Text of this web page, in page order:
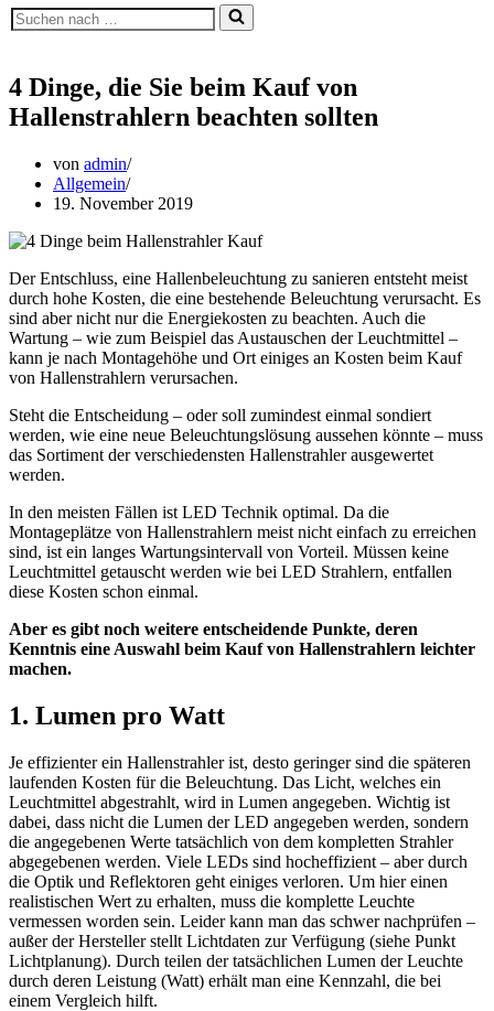
Suchen
nach …
4 Dinge, die Sie beim Kauf von
Hallenstrahlern beachten sollten
von admin
Allgemein
19. November 2019
Der Entschluss, eine Hallenbeleuchtung zu sanieren entsteht meist
durch hohe Kosten, die eine bestehende Beleuchtung verursacht. Es
sind aber nicht nur die Energiekosten zu beachten. Auch die
Wartung – wie zum Beispiel das Austauschen der Leuchtmittel –
kann je nach Montagehöhe und Ort einiges an Kosten beim Kauf
von Hallenstrahlern verursachen.
Steht die Entscheidung – oder soll zumindest einmal sondiert
werden, wie eine neue Beleuchtungslösung aussehen könnte – muss
das Sortiment der verschiedensten Hallenstrahler ausgewertet
werden.
In den meisten Fällen ist LED Technik optimal. Da die
Montageplätze von Hallenstrahlern meist nicht einfach zu erreichen
sind, ist ein langes Wartungsintervall von Vorteil. Müssen keine
Leuchtmittel getauscht werden wie bei LED Strahlern, entfallen
diese Kosten schon einmal.
Aber es gibt noch weitere entscheidende Punkte, deren
Kenntnis eine Auswahl beim Kauf von Hallenstrahlern leichter
machen.
1. Lumen pro Watt
Je effizienter ein Hallenstrahler ist, desto geringer sind die späteren
laufenden Kosten für die Beleuchtung. Das Licht, welches ein
Leuchtmittel abgestrahlt, wird in Lumen angegeben. Wichtig ist
dabei, dass nicht die Lumen der LED angegeben werden, sondern
die angegebenen Werte tatsächlich von dem kompletten Strahler
abgegebenen werden. Viele LEDs sind hocheffizient – aber durch
die Optik und Reflektoren geht einiges verloren. Um hier einen
realistischen Wert zu erhalten, muss die komplette Leuchte
vermessen worden sein. Leider kann man das schwer nachprüfen –
außer der Hersteller stellt Lichtdaten zur Verfügung (siehe Punkt
Lichtplanung). Durch teilen der tatsächlichen Lumen der Leuchte
durch deren Leistung (Watt) erhält man eine Kennzahl, die bei
einem Vergleich hilft.